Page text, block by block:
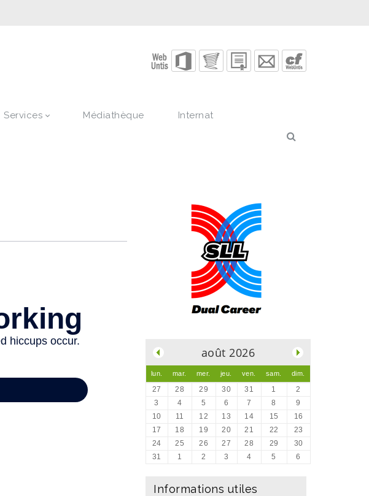
Services Médiathèque Internat
août 2026
lun. mar. mer. jeu. ven. sam. dim.
27 28 29 30 31 1
2
3
4 5 6 7 8
9
10
11 12 13 14 15
16
17
18 19 20 21 22
23
24
25 26 27 28 29
30
31
1 2 3 4 5 6
Informations utiles